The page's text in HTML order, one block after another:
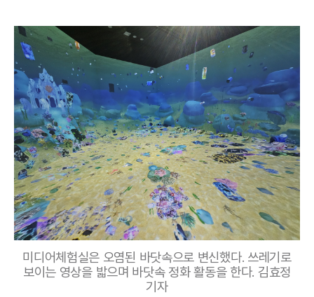
미디어체험실은 오염된 바닷속으로 변신했다. 쓰레기로
보이는 영상을 밟으며 바닷속 정화 활동을 한다. 김효정
기자